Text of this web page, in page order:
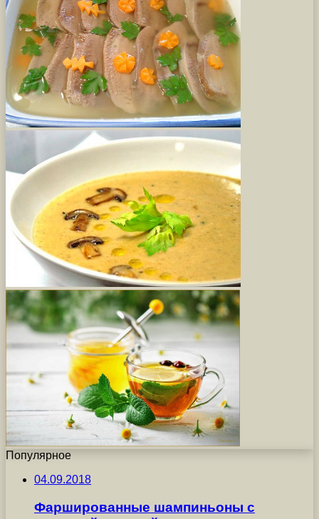
Популярное
04.09.2018
Фаршированные шампиньоны с